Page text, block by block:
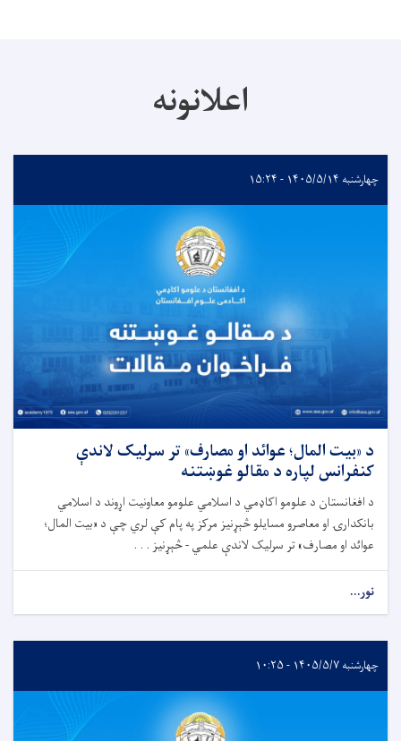
اعلانونه
چهارشنبه ۱۴۰۵/۵/۱۴ - ۱۵:۲۴
د «بیت المال؛ عوائد او مصارف» تر سرلیک لاندې
کنفرانس لپاره د مقالو غوښتنه
د افغانستان د علومو اکاډمي د اسلامي علومو معاونیت اړوند د اسلامي
بانکدارۍ او معاصرو مسایلو څېړنیز مرکز په پام کې لري چې د «بیت المال؛
عوائد او مصارف» تر سرلیک لاندې علمي - څېړنیز . . .
نور...
چهارشنبه ۱۴۰۵/۵/۷ - ۱۰:۲۵